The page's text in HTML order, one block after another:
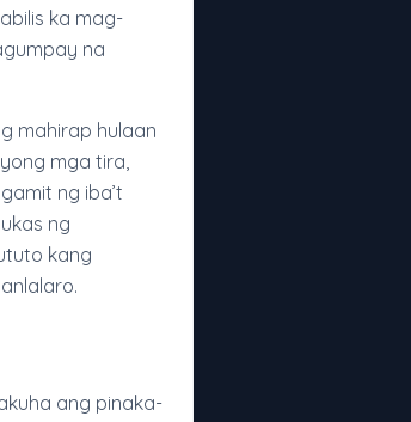
ka mag-
na
mahirap hulaan
mga tira,
ng iba’t
ng
kang
ang pinaka-